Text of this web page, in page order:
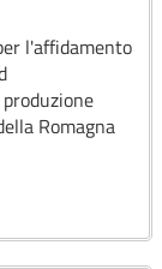
l'affidamento
Romagna